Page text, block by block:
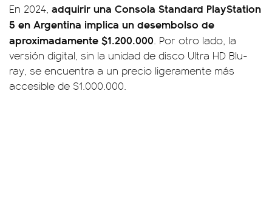
En 2024, adquirir una Consola Standard PlayStation
5 en Argentina implica un desembolso de
aproximadamente $1.200.000. Por otro lado, la
versión digital, sin la unidad de disco Ultra HD Blu-
ray, se encuentra a un precio ligeramente más
accesible de $1.000.000.